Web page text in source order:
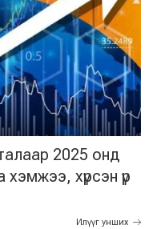
2025 онд
хэмжээ, хүрсэн үр
Илүүг унших